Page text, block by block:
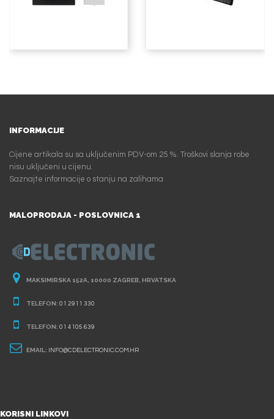
INFORMACIJE
Cijene artikala su sa uključenim PDV-om 25 %. Troškovi slanja robe
nisu uključeni u cijenu.
Saznajte informacije o stanju na zalihama
MALOPRODAJA - POSLOVNICA 1
MAKSIMIRSKA 152A, 10000 ZAGREB, HRVATSKA
TELEFON: 01 2911 330
TELEFON: 01 4105 639
EMAIL: INFO@CDELECTRONIC.COM.HR
KORISNI LINKOVI